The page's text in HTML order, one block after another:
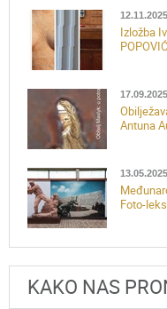
Izložba
POPOVIĆ
Antuna
Foto-
KAKO NAS